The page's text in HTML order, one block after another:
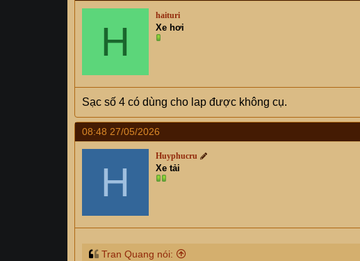
H
haituri
Xe hơi
Sạc số 4 có dùng cho lap được không cụ.
08:48 27/05/2026
H
Huyphucru
Xe tải
Tran Quang nói: